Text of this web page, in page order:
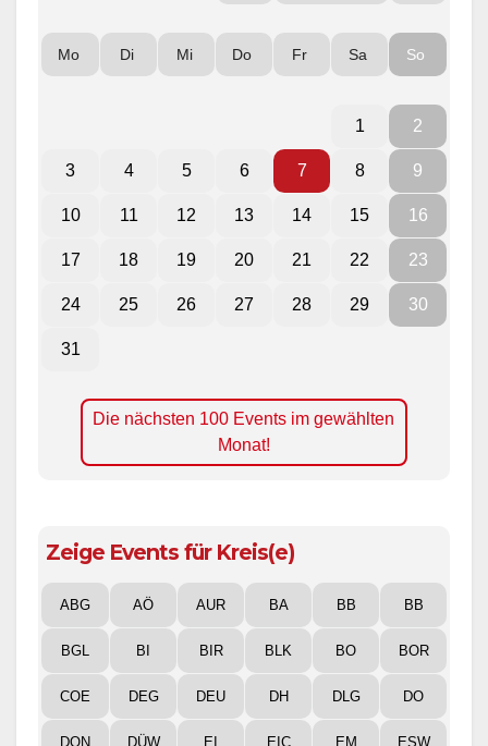
Mo Di Mi Do Fr Sa So
1 2
3 4 5 6 7 8 9
10 11 12 13 14 15 16
17 18 19 20 21 22 23
24 25 26 27 28 29 30
31
Die nächsten 100 Events im gewählten
Monat!
Zeige Events für Kreis(e)
ABG AÖ AUR BA BB BB
BGL BI BIR BLK BO BOR
COE DEG DEU DH DLG DO
DON DÜW EI EIC EM ESW